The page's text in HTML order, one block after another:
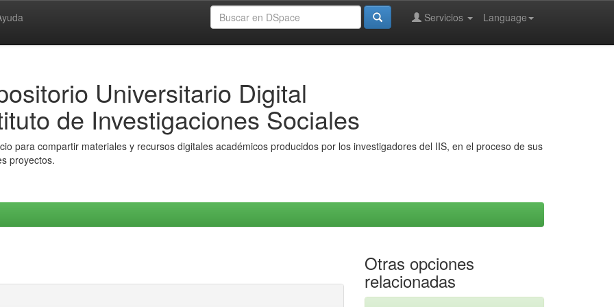
Language
Servicios
Universitario Digital
de Investigaciones Sociales
para compartir materiales y recursos digitales académicos producidos por los investigadores del IIS, en el proceso de sus
proyectos.
Otras opciones
relacionadas